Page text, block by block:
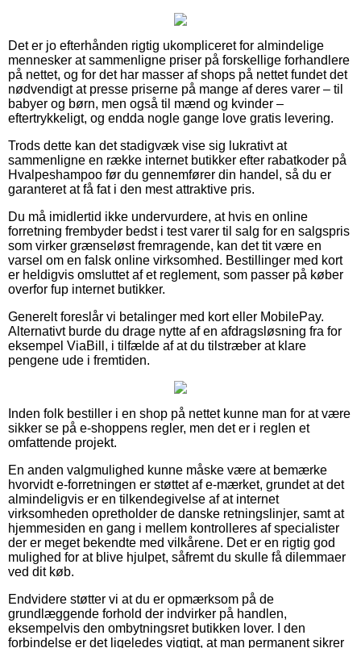
Det er jo efterhånden rigtig ukompliceret for almindelige
mennesker at sammenligne priser på forskellige forhandlere
på nettet, og for det har masser af shops på nettet fundet det
nødvendigt at presse priserne på mange af deres varer – til
babyer og børn, men også til mænd og kvinder –
eftertrykkeligt, og endda nogle gange love gratis levering.
Trods dette kan det stadigvæk vise sig lukrativt at
sammenligne en række internet butikker efter rabatkoder på
Hvalpeshampoo før du gennemfører din handel, så du er
garanteret at få fat i den mest attraktive pris.
Du må imidlertid ikke undervurdere, at hvis en online
forretning frembyder bedst i test varer til salg for en salgspris
som virker grænseløst fremragende, kan det tit være en
varsel om en falsk online virksomhed. Bestillinger med kort
er heldigvis omsluttet af et reglement, som passer på køber
overfor fup internet butikker.
Generelt foreslår vi betalinger med kort eller MobilePay.
Alternativt burde du drage nytte af en afdragsløsning fra for
eksempel ViaBill, i tilfælde af at du tilstræber at klare
pengene ude i fremtiden.
Inden folk bestiller i en shop på nettet kunne man for at være
sikker se på e-shoppens regler, men det er i reglen et
omfattende projekt.
En anden valgmulighed kunne måske være at bemærke
hvorvidt e-forretningen er støttet af e-mærket, grundet at det
almindeligvis er en tilkendegivelse af at internet
virksomheden opretholder de danske retningslinjer, samt at
hjemmesiden en gang i mellem kontrolleres af specialister
der er meget bekendte med vilkårene. Det er en rigtig god
mulighed for at blive hjulpet, såfremt du skulle få dilemmaer
ved dit køb.
Endvidere støtter vi at du er opmærksom på de
grundlæggende forhold der indvirker på handlen,
eksempelvis den ombytningsret butikken lover. I den
forbindelse er det ligeledes vigtigt, at man permanent sikrer